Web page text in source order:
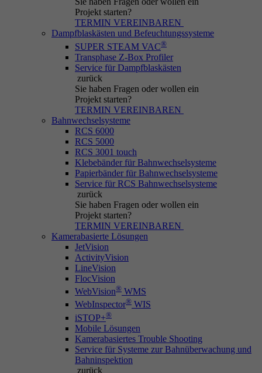
Projekt starten?
TERMIN VEREINBAREN
Dampfblaskästen und Befeuchtungssysteme
SUPER STEAM VAC®
Transphase Z-Box Profiler
Service für Dampfblaskästen
zurück
Sie haben Fragen oder wollen ein
Projekt starten?
TERMIN VEREINBAREN
Bahnwechselsysteme
RCS 6000
RCS 5000
RCS 3001 touch
Klebebänder für Bahnwechselsysteme
Papierbänder für Bahnwechselsysteme
Service für RCS Bahnwechselsysteme
zurück
Sie haben Fragen oder wollen ein
Projekt starten?
TERMIN VEREINBAREN
Kamerabasierte Lösungen
JetVision
ActivityVision
LineVision
FlocVision
WebVision® WMS
WebInspector® WIS
iSTOP+®
Mobile Lösungen
Kamerabasiertes Trouble Shooting
Service für Systeme zur Bahnüberwachung und
Bahninspektion
zurück
be_lastLoginProvider
Anbieter Typo3
Session
Wird für das Typo3-Backend-Login
verwendet.